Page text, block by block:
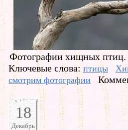
Фотографии хищных птиц.
Ключевые слова: птицы
смотрим фотографии
18
Декабрь